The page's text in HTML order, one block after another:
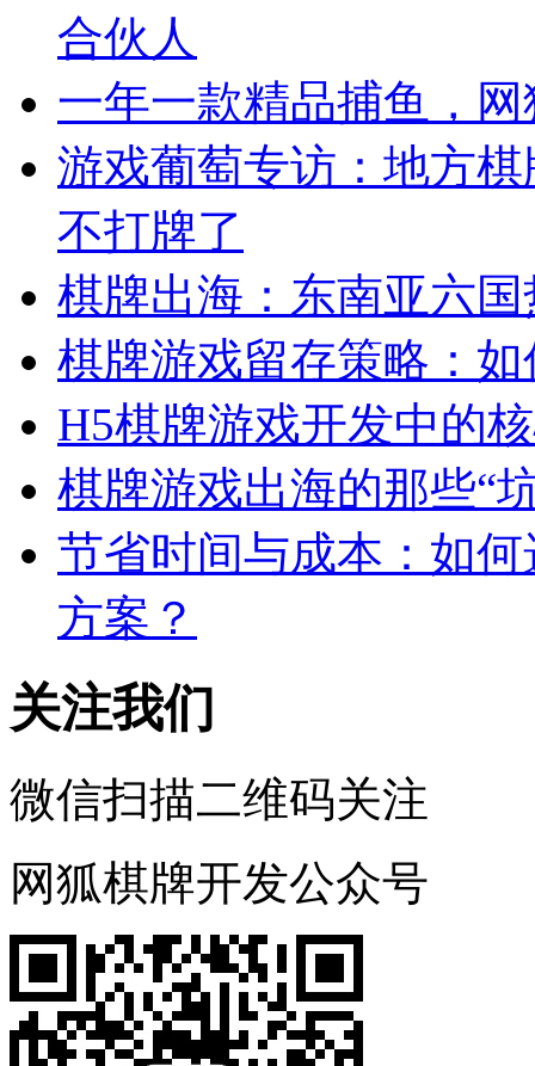
合伙人
一年一款精品捕鱼，
游戏葡萄专访：地方
不打牌了
棋牌出海：东南亚六
棋牌游戏留存策略：
H5棋牌游戏开发中的
棋牌游戏出海的那些“
节省时间与成本：如
方案？
关注我们
微信扫描二维码关注
网狐棋牌开发公众号